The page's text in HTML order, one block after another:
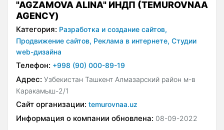
"AGZAMOVA ALINA" ИНДП (TEMUROVNAA
AGENCY)
Категория: Разработка и создание сайтов,
Продвижение сайтов, Реклама в интернете, Студии
web-дизайна
Телефон: +998 (90) 000-89-19
Адрес: Узбекистан Ташкент Алмазарский район м-в
Каракамыш-2/1
Сайт организации: temurovnaa.uz
Информация о компании обновлена: 08-09-2022